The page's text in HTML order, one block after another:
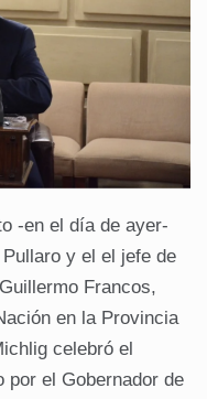
-en el día de ayer-
y el el jefe de
Francos,
en la Provincia
celebró el
por el Gobernador de